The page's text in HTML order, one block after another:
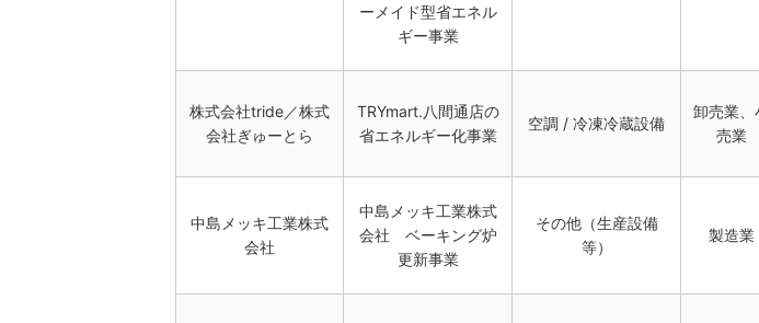
ーメイド型省エネル
ギー事業
株式会社tride／株式
会社ぎゅーとら
TRYmart.八間通店の
省エネルギー化事業
空調 / 冷凍冷蔵設備
卸売業、
売業
中島メッキ工業株式
会社
中島メッキ工業株式
会社 ベーキング炉
更新事業
その他（生産設備
等）
製造業